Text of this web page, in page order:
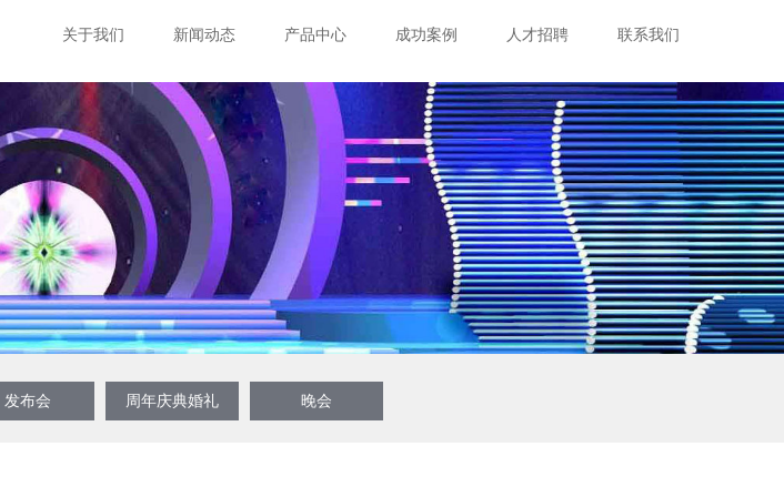
关于我们 新闻动态 产品中心 成功案例 人才招聘 联系我们
发布会 周年庆典婚礼 晚会